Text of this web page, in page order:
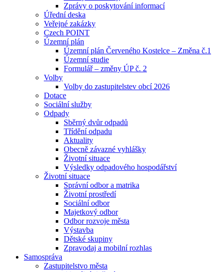
Zprávy o poskytování informací
Úřední deska
Veřejné zakázky
Czech POINT
Územní plán
Územní plán Červeného Kostelce – Změna č.1
Územní studie
Formulář – změny ÚP č. 2
Volby
Volby do zastupitelstev obcí 2026
Dotace
Sociální služby
Odpady
Sběrný dvůr odpadů
Třídění odpadu
Aktuality
Obecně závazné vyhlášky
Životní situace
Výsledky odpadového hospodářství
Životní situace
Správní odbor a matrika
Životní prostředí
Sociální odbor
Majetkový odbor
Odbor rozvoje města
Výstavba
Dětské skupiny
Zpravodaj a mobilní rozhlas
Samospráva
Zastupitelstvo města